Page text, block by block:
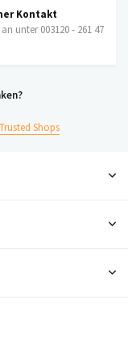
Kontakt
unter 003120 - 261 47
Trusted Shops